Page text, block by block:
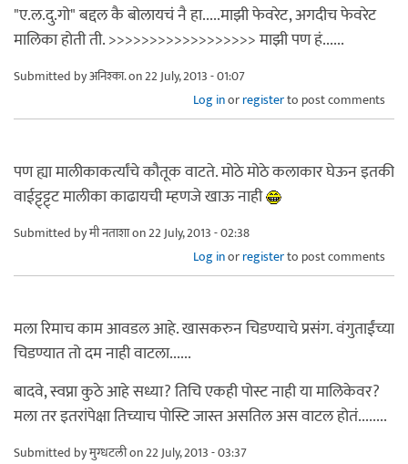
"ए.ल.दु.गो" बद्दल कै बोलायचं नै हा.....माझी फेवरेट, अगदीच फेवरेट
मालिका होती ती. >>>>>>>>>>>>>>>>>> माझी पण हं......
Submitted byअनिश्का.on 22 July, 2013 - 01:07
Log inorregisterto post comments
पण ह्या मालीकाकर्त्यांचे कौतूक वाटते. मोठे मोठे कलाकार घेऊन इतकी
वाईट्ट्ट्ट्ट मालीका काढायची म्हणजे खाऊ नाही
Submitted byमी नताशाon 22 July, 2013 - 02:38
Log inorregisterto post comments
मला रिमाच काम आवडल आहे. खासकरुन चिडण्याचे प्रसंग. वंगुताईंच्या
चिडण्यात तो दम नाही वाटला......
बादवे, स्वप्ना कुठे आहे सध्या? तिचि एकही पोस्ट नाही या मालिकेवर?
मला तर इतरांपेक्षा तिच्याच पोस्टि जास्त असतिल अस वाटल होतं........
Submitted byमुग्धटलीon 22 July, 2013 - 03:37